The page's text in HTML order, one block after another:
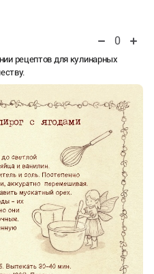
0
рецептов для кулинарных